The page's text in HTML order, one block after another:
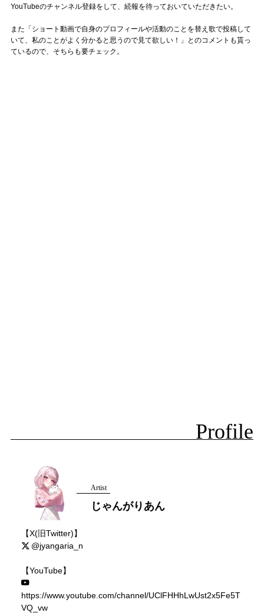
YouTubeのチャンネル登録をして、続報を待っておいていただきたい。
また「ショート動画で自身のプロフィールや活動のことを替え歌で投稿して
いて、私のことがよく分かると思うので見て欲しい！」とのコメントも貰っ
ているので、そちらも要チェック。
Profile
Artist
じゃんがりあん
【X(旧Twitter)】
@jyangaria_n
【YouTube】
https://www.youtube.com/channel/UClFHHhLwUst2x5Fe5T
VQ_vw